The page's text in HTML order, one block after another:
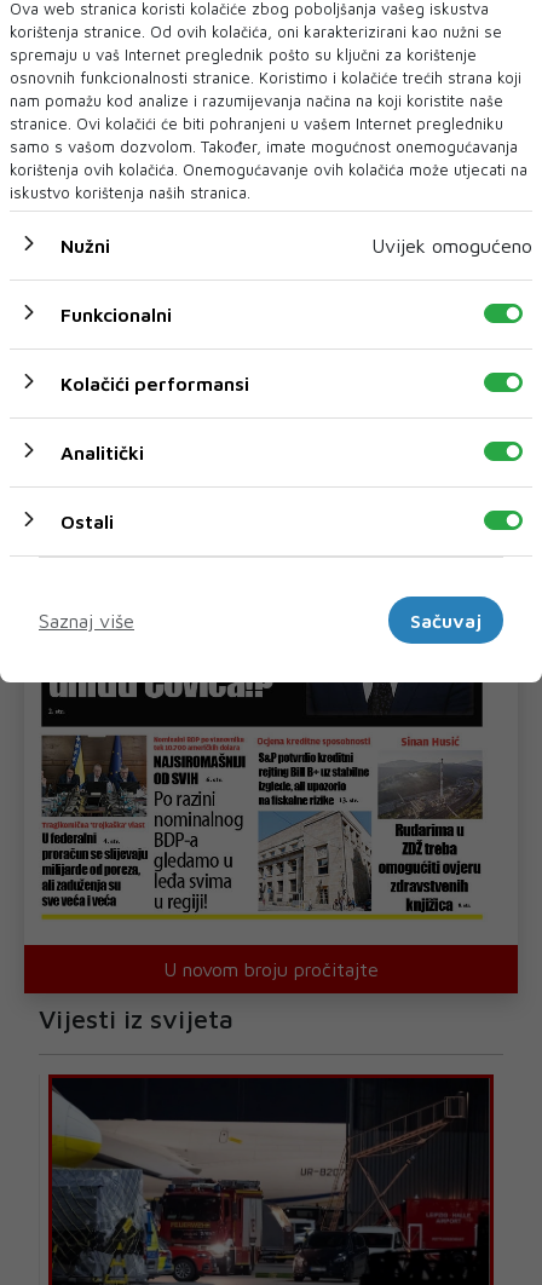
Otkriće naučnika iz Austrije: Neretva u
gornjem toku promijenila boju, traži se
nezavisna istraga
Nekada smaragdna kraljica, a sada neprepoznatljiva Neretva
u gornjem toku! Objavili su ...
U novom broju pročitajte
Vijesti iz svijeta
Ova web stranica koristi kolačiće zbog poboljšanja vašeg iskustva
korištenja stranice. Od ovih kolačića, oni karakterizirani kao nužni se
spremaju u vaš Internet preglednik pošto su ključni za korištenje
osnovnih funkcionalnosti stranice. Koristimo i kolačiće trećih strana koji
nam pomažu kod analize i razumijevanja načina na koji koristite naše
stranice. Ovi kolačići će biti pohranjeni u vašem Internet pregledniku
samo s vašom dozvolom. Također, imate mogućnost onemogućavanja
korištenja ovih kolačića. Onemogućavanje ovih kolačića može utjecati na
iskustvo korištenja naših stranica.
Nužni Uvijek omogućeno
Funkcionalni
Kolačići performansi
Analitički
Ostali
Saznaj više
Sačuvaj